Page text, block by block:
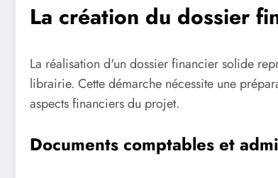
La création du dossier
La réalisation d'un dossier financier solide
librairie. Cette démarche nécessite une
aspects financiers du projet.
Documents comptables et